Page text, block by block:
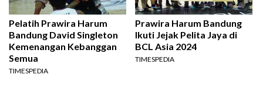
Pelatih Prawira Harum
Bandung David Singleton
Kemenangan Kebanggan
Semua
TIMESPEDIA
Prawira Harum Bandung
Ikuti Jejak Pelita Jaya di
BCL Asia 2024
TIMESPEDIA